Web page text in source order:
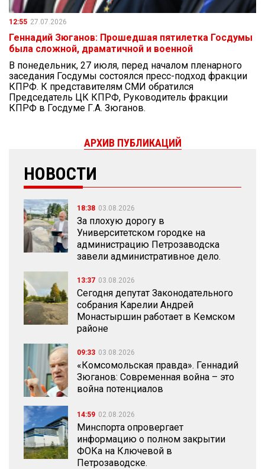
НОВОСТИ
18:38 03.08.2026
За плохую дорогу в
Университетском городке на
администрацию Петрозаводска
завели административное дело.
13:37 03.08.2026
Сегодня депутат Законодательного
собрания Карелии Андрей
Монастыршин работает в Кемском
районе
09:33 03.08.2026
«Комсомольская правда». Геннадий
Зюганов: Современная война – это
война потенциалов
14:59 02.08.2026
Минспорта опровергает
информацию о полном закрытии
ФОКа на Ключевой в
Петрозаводске.
12:55 27.07.2026
Геннадий Зюганов: Прошедшая пятилетка Госдумы
была сложной, драматичной и военной
В понедельник, 27 июля, перед началом пленарного
заседания Госдумы состоялся пресс-подход фракции
КПРФ. К представителям СМИ обратился
Председатель ЦК КПРФ, Руководитель фракции
КПРФ в Госдуме Г.А. Зюганов.
АРХИВ ПУБЛИКАЦИЙ